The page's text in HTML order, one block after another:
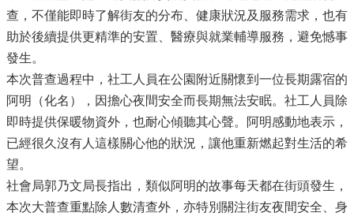
查，不僅能即時了解街友的分布、健康狀況及服務需求，也有
助於後續提供更精準的安置、醫療與就業輔導服務，避免憾事
發生。
本次普查過程中，社工人員在公園附近關懷到一位長期露宿的
阿明（化名），因擔心夜間安全而長期無法安眠。社工人員除
即時提供保暖物資外，也耐心傾聽其心聲。阿明感動地表示，
已經很久沒有人這樣關心他的狀況，讓他重新燃起對生活的希
望。
社會局郭乃文局長指出，類似阿明的故事每天都在街頭發生，
本次大普查重點除人數清查外，亦特別關注街友夜間安全、身